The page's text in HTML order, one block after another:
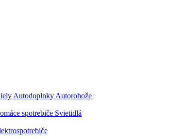
Autodoplnky Autorohože
spotrebiče Svietidlá